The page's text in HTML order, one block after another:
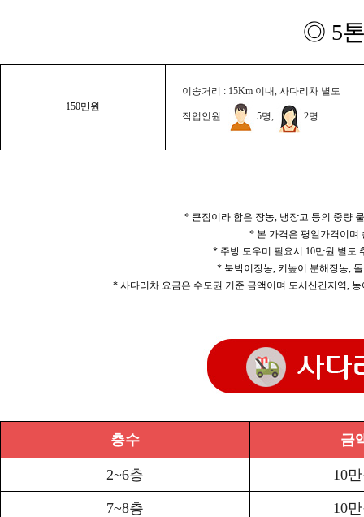
◎ 5
150만원
이송거리 : 15Km 이내, 사다리차 별도
작업인원 : 5명, 2명
* 큰짐이라 함은 장농, 냉장고 등의 중량
* 본 가격은 평일가격이며
* 주방 도우미 필요시 10만원 별도
* 북박이장농, 키높이 분해장농,
* 사다리차 요금은 수도권 기준 금액이며 도서산간지역,
층수 금
2~6층 10
7~8층 10